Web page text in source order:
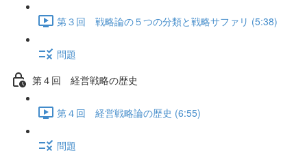
第３回 戦略論の５つの分類と戦略サファリ (5:38)
問題
第４回 経営戦略の歴史
第４回 経営戦略論の歴史 (6:55)
問題